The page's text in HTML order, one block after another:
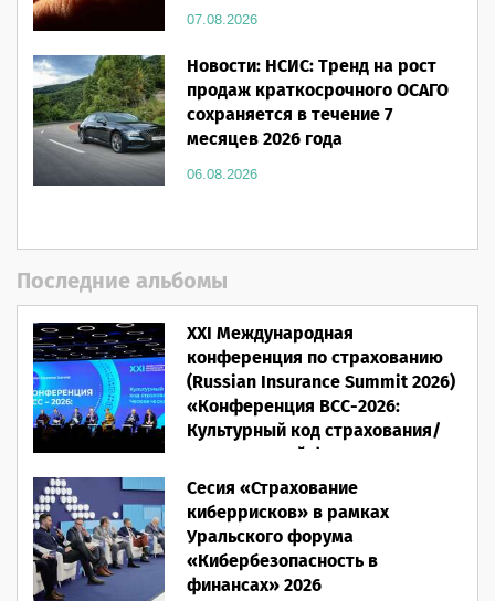
07.08.2026
Новости: НСИС: Тренд на рост
продаж краткосрочного ОСАГО
сохраняется в течение 7
месяцев 2026 года
06.08.2026
Последние альбомы
XXI Международная
конференция по страхованию
(Russian Insurance Summit 2026)
«Конференция ВСС-2026:
Культурный код страхования/
Человеческий фактор»
28.05.2026
Сесия «Страхование
киберрисков» в рамках
Уральского форума
«Кибербезопасность в
финансах» 2026